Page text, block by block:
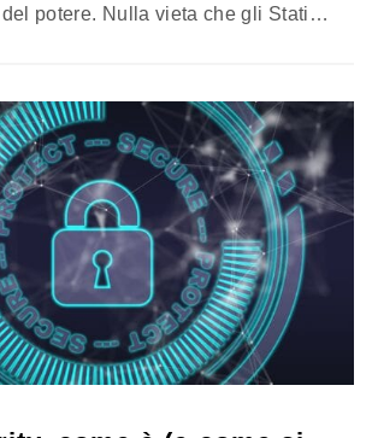
potere. Nulla vieta che gli Stati